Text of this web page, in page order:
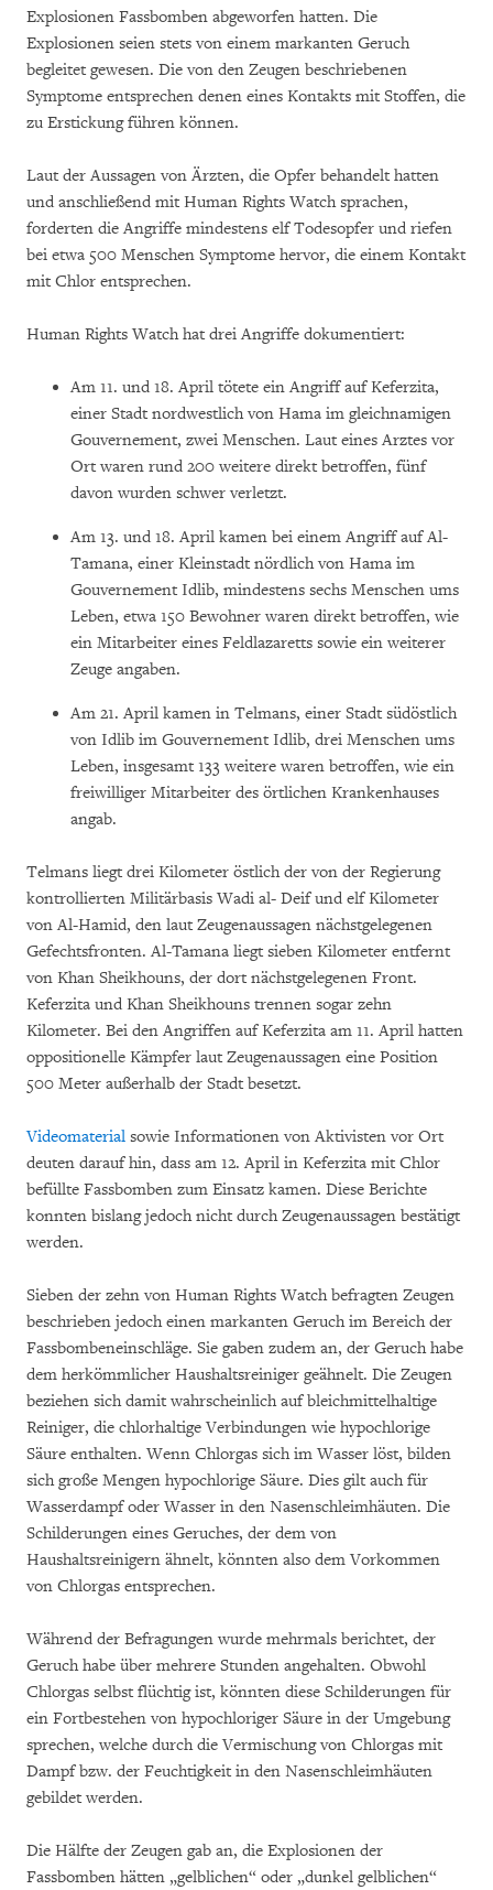
Explosionen Fassbomben abgeworfen hatten. Die
Explosionen seien stets von einem markanten Geruch
begleitet gewesen. Die von den Zeugen beschriebenen
Symptome entsprechen denen eines Kontakts mit Stoffen, die
zu Erstickung führen können.
Laut der Aussagen von Ärzten, die Opfer behandelt hatten
und anschließend mit Human Rights Watch sprachen,
forderten die Angriffe mindestens elf Todesopfer und riefen
bei etwa 500 Menschen Symptome hervor, die einem Kontakt
mit Chlor entsprechen.
Human Rights Watch hat drei Angriffe dokumentiert:
Am 11. und 18. April tötete ein Angriff auf Keferzita,
einer Stadt nordwestlich von Hama im gleichnamigen
Gouvernement, zwei Menschen. Laut eines Arztes vor
Ort waren rund 200 weitere direkt betroffen, fünf
davon wurden schwer verletzt.
Am 13. und 18. April kamen bei einem Angriff auf Al-
Tamana, einer Kleinstadt nördlich von Hama im
Gouvernement Idlib, mindestens sechs Menschen ums
Leben, etwa 150 Bewohner waren direkt betroffen, wie
ein Mitarbeiter eines Feldlazaretts sowie ein weiterer
Zeuge angaben.
Am 21. April kamen in Telmans, einer Stadt südöstlich
von Idlib im Gouvernement Idlib, drei Menschen ums
Leben, insgesamt 133 weitere waren betroffen, wie ein
freiwilliger Mitarbeiter des örtlichen Krankenhauses
angab.
Telmans liegt drei Kilometer östlich der von der Regierung
kontrollierten Militärbasis Wadi al- Deif und elf Kilometer
von Al-Hamid, den laut Zeugenaussagen nächstgelegenen
Gefechtsfronten. Al-Tamana liegt sieben Kilometer entfernt
von Khan Sheikhouns, der dort nächstgelegenen Front.
Keferzita und Khan Sheikhouns trennen sogar zehn
Kilometer. Bei den Angriffen auf Keferzita am 11. April hatten
oppositionelle Kämpfer laut Zeugenaussagen eine Position
500 Meter außerhalb der Stadt besetzt.
Videomaterial sowie Informationen von Aktivisten vor Ort
deuten darauf hin, dass am 12. April in Keferzita mit Chlor
befüllte Fassbomben zum Einsatz kamen. Diese Berichte
konnten bislang jedoch nicht durch Zeugenaussagen bestätigt
werden.
Sieben der zehn von Human Rights Watch befragten Zeugen
beschrieben jedoch einen markanten Geruch im Bereich der
Fassbombeneinschläge. Sie gaben zudem an, der Geruch habe
dem herkömmlicher Haushaltsreiniger geähnelt. Die Zeugen
beziehen sich damit wahrscheinlich auf bleichmittelhaltige
Reiniger, die chlorhaltige Verbindungen wie hypochlorige
Säure enthalten. Wenn Chlorgas sich im Wasser löst, bilden
sich große Mengen hypochlorige Säure. Dies gilt auch für
Wasserdampf oder Wasser in den Nasenschleimhäuten. Die
Schilderungen eines Geruches, der dem von
Haushaltsreinigern ähnelt, könnten also dem Vorkommen
von Chlorgas entsprechen.
Während der Befragungen wurde mehrmals berichtet, der
Geruch habe über mehrere Stunden angehalten. Obwohl
Chlorgas selbst flüchtig ist, könnten diese Schilderungen für
ein Fortbestehen von hypochloriger Säure in der Umgebung
sprechen, welche durch die Vermischung von Chlorgas mit
Dampf bzw. der Feuchtigkeit in den Nasenschleimhäuten
gebildet werden.
Die Hälfte der Zeugen gab an, die Explosionen der
Fassbomben hätten „gelblichen“ oder „dunkel gelblichen“